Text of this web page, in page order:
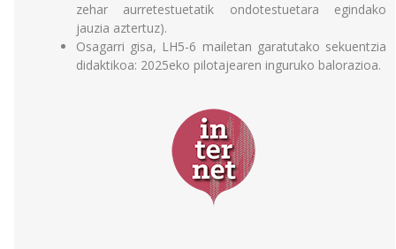
zehar aurretestuetatik ondotestuetara egindako
jauzia aztertuz).
Osagarri gisa, LH5-6 mailetan garatutako sekuentzia
didaktikoa: 2025eko pilotajearen inguruko balorazioa.